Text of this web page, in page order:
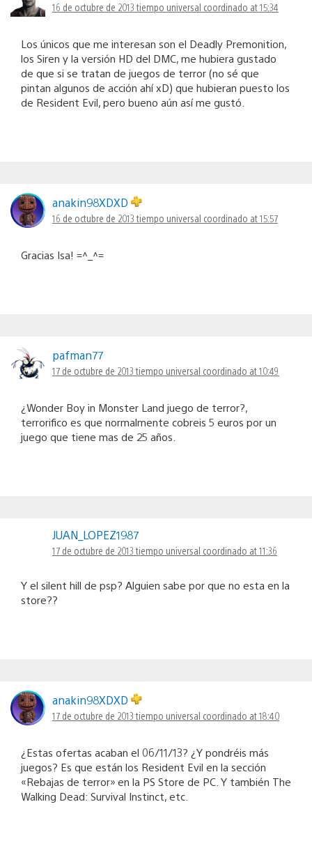
16 de octubre de 2013 tiempo universal coordinado at 15:34
Los únicos que me interesan son el Deadly Premonition,
los Siren y la versión HD del DMC, me hubiera gustado
de que si se tratan de juegos de terror (no sé que
pintan algunos de acción ahí xD) que hubieran puesto los
de Resident Evil, pero bueno aún así me gustó.
anakin98XDXD
16 de octubre de 2013 tiempo universal coordinado at 15:57
Gracias Isa! =^_^=
pafman77
17 de octubre de 2013 tiempo universal coordinado at 10:49
¿Wonder Boy in Monster Land juego de terror?,
terrorifico es que normalmente cobreis 5 euros por un
juego que tiene mas de 25 años.
JUAN_LOPEZ1987
17 de octubre de 2013 tiempo universal coordinado at 11:36
Y el silent hill de psp? Alguien sabe por que no esta en la
store??
anakin98XDXD
17 de octubre de 2013 tiempo universal coordinado at 18:40
¿Estas ofertas acaban el 06/11/13? ¿Y pondréis más
juegos? Es que están los Resident Evil en la sección
«Rebajas de terror» en la PS Store de PC. Y también The
Walking Dead: Survival Instinct, etc.